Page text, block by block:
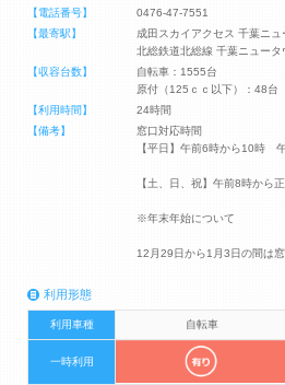
【電話番号】
0476-47-7551
【最寄駅】
成田スカイアクセス 千葉ニュ
北総鉄道北総線 千葉ニュータ
【収容台数】
自転車：1555台
原付（125ｃｃ以下）：48台
【利用時間】
24時間
【備考】
窓口対応時間
【平日】午前6時から10時
【土、日、祝】午前8時から
※年末年始について
12月29日から1月3日の間は
利用形態
利用車種 自転車
一時利用